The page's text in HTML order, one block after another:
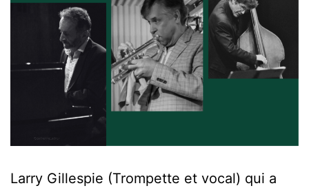
Larry Gillespie (Trompette et vocal) qui a